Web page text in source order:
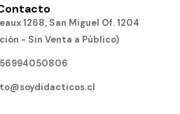
1268, San Miguel Of. 1204
- Sin Venta a Público)